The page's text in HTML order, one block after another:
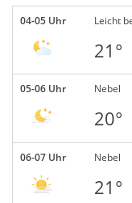
04-05 Uhr Leicht
21°
05-06 Uhr Nebel
20°
06-07 Uhr Nebel
21°